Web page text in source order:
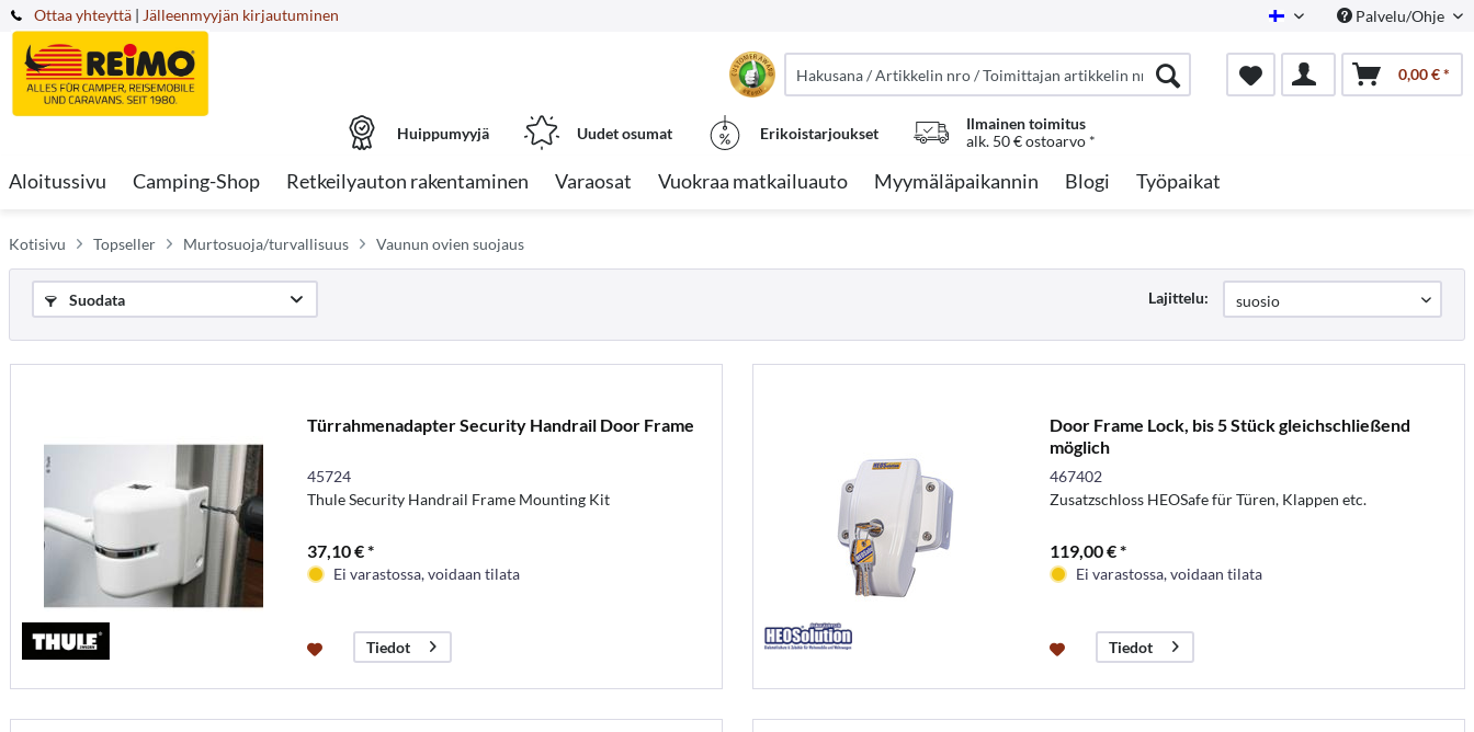
Ottaa yhteyttä Finnish Palvelu/Ohje
| Jälleenmyyjän kirjautuminen
0,00 € *
Huippumyyjä Uudet osumat Erikoistarjoukset
Ilmainen toimitus
alk. 50 € ostoarvo *
Aloitussivu Camping-Shop Retkeilyauton rakentaminen Varaosat Vuokraa matkailuauto Myymäläpaikannin Blogi Työpaikat
Kotisivu Topseller Murtosuoja/turvallisuus Vaunun ovien suojaus
Suodata Lajittelu:
Türrahmenadapter Security Handrail Door Frame
45724
Thule Security Handrail Frame Mounting Kit
37,10 € *
Ei varastossa, voidaan tilata
Tiedot
Door Frame Lock, bis 5 Stück gleichschließend
möglich
467402
Zusatzschloss HEOSafe für Türen, Klappen etc.
119,00 € *
Ei varastossa, voidaan tilata
Tiedot